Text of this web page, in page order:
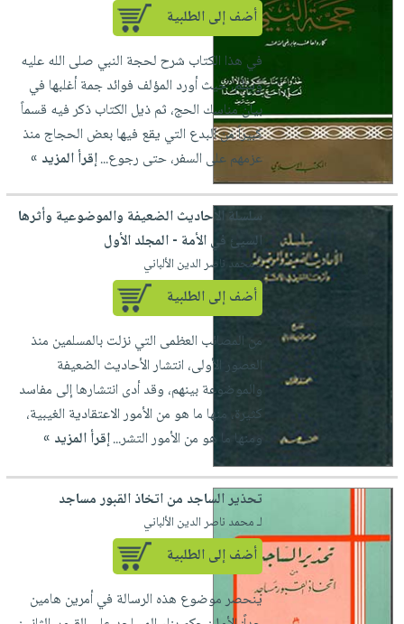
أضف إلى الطلبية
في هذا الكتاب شرح لحجة النبي صلى الله عليه
وسلم، حيث أورد المؤلف فوائد جمة أغلبها في
بيان مناسك الحج، ثم ذيل الكتاب ذكر فيه قسماً
كبيراً من البدع التي يقع فيها بعض الحجاج منذ
عزمهم على السفر، حتى رجوع...إقرأ المزيد »
سلسلة الأحاديث الضعيفة والموضوعية وأثرها
السيئ في الأمة - المجلد الأول
لـ محمد ناصر الدين الألباني
أضف إلى الطلبية
من المصائب العظمى التي نزلت بالمسلمين منذ
العصور الأولى، انتشار الأحاديث الضعيفة
والموضوعة بينهم، وقد أدى انتشارها إلى مفاسد
كثيرة، منها ما هو من الأمور الاعتقادية الغيبية،
ومنها ما هو من الأمور التشر...إقرأ المزيد »
تحذير الساجد من اتخاذ القبور مساجد
لـ محمد ناصر الدين الألباني
أضف إلى الطلبية
ينحصر موضوع هذه الرسالة في أمرين هامين